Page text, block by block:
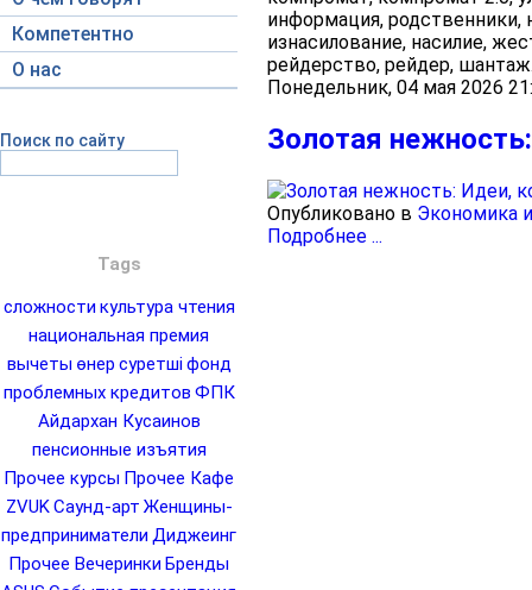
Компетентно
О нас
Поиск по сайту
Tags
сложности культура чтения
национальная премия
вычеты өнер суретшіфонд
проблемных кредитов ФПК
Айдархан Кусаинов
пенсионные изъятия
Прочее курсы Прочее Кафе
ZVUKСаунд-арт Женщины-
предприниматели Диджеинг
Прочее Вечеринки Бренды
информация, родственники,
изнасилование, насилие,
рейдерство, рейдер,
Понедельник, 04 мая 2026
Золотая
Опубликовано в Экономика
Подробнее ...